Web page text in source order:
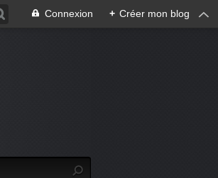
Connexion + Créer mon blog